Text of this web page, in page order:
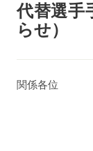
代替選手
らせ）
関係各位